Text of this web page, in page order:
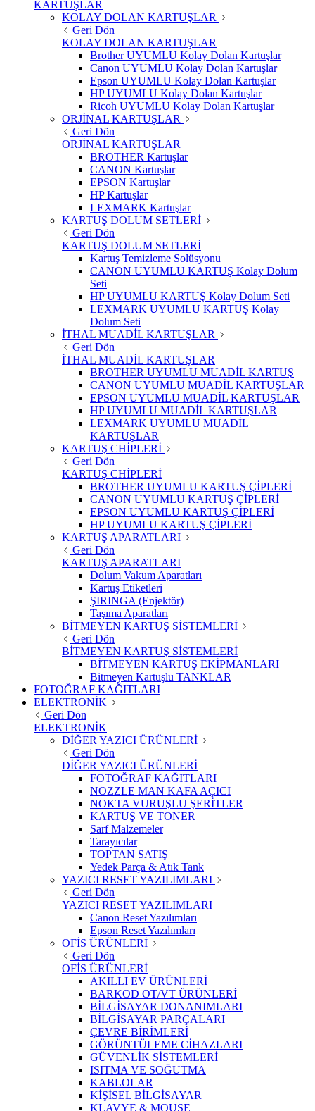
KARTUŞLAR
KOLAY DOLAN KARTUŞLAR
Geri Dön
KOLAY DOLAN KARTUŞLAR
Brother UYUMLU Kolay Dolan Kartuşlar
Canon UYUMLU Kolay Dolan Kartuşlar
Epson UYUMLU Kolay Dolan Kartuşlar
HP UYUMLU Kolay Dolan Kartuşlar
Ricoh UYUMLU Kolay Dolan Kartuşlar
ORJİNAL KARTUŞLAR
Geri Dön
ORJİNAL KARTUŞLAR
BROTHER Kartuşlar
CANON Kartuşlar
EPSON Kartuşlar
HP Kartuşlar
LEXMARK Kartuşlar
KARTUŞ DOLUM SETLERİ
Geri Dön
KARTUŞ DOLUM SETLERİ
Kartuş Temizleme Solüsyonu
CANON UYUMLU KARTUŞ Kolay Dolum
Seti
HP UYUMLU KARTUŞ Kolay Dolum Seti
LEXMARK UYUMLU KARTUŞ Kolay
Dolum Seti
İTHAL MUADİL KARTUŞLAR
Geri Dön
İTHAL MUADİL KARTUŞLAR
BROTHER UYUMLU MUADİL KARTUŞ
CANON UYUMLU MUADİL KARTUŞLAR
EPSON UYUMLU MUADİL KARTUŞLAR
HP UYUMLU MUADİL KARTUŞLAR
LEXMARK UYUMLU MUADİL
KARTUŞLAR
KARTUŞ CHİPLERİ
Geri Dön
KARTUŞ CHİPLERİ
BROTHER UYUMLU KARTUŞ ÇİPLERİ
CANON UYUMLU KARTUŞ ÇİPLERİ
EPSON UYUMLU KARTUŞ ÇİPLERİ
HP UYUMLU KARTUŞ ÇİPLERİ
KARTUŞ APARATLARI
Geri Dön
KARTUŞ APARATLARI
Dolum Vakum Aparatları
Kartuş Etiketleri
ŞIRINGA (Enjektör)
Taşıma Aparatları
BİTMEYEN KARTUŞ SİSTEMLERİ
Geri Dön
BİTMEYEN KARTUŞ SİSTEMLERİ
BİTMEYEN KARTUŞ EKİPMANLARI
Bitmeyen Kartuşlu TANKLAR
FOTOĞRAF KAĞITLARI
ELEKTRONİK
Geri Dön
ELEKTRONİK
DİĞER YAZICI ÜRÜNLERİ
Geri Dön
DİĞER YAZICI ÜRÜNLERİ
FOTOĞRAF KAĞITLARI
NOZZLE MAN KAFA AÇICI
NOKTA VURUŞLU ŞERİTLER
KARTUŞ VE TONER
Sarf Malzemeler
Tarayıcılar
TOPTAN SATIŞ
Yedek Parça & Atık Tank
YAZICI RESET YAZILIMLARI
Geri Dön
YAZICI RESET YAZILIMLARI
Canon Reset Yazılımları
Epson Reset Yazılımları
OFİS ÜRÜNLERİ
Geri Dön
OFİS ÜRÜNLERİ
AKILLI EV ÜRÜNLERİ
BARKOD OT/VT ÜRÜNLERİ
BİLGİSAYAR DONANIMLARI
BİLGİSAYAR PARÇALARI
ÇEVRE BİRİMLERİ
GÖRÜNTÜLEME CİHAZLARI
GÜVENLİK SİSTEMLERİ
ISITMA VE SOĞUTMA
KABLOLAR
KİŞİSEL BİLGİSAYAR
KLAVYE & MOUSE